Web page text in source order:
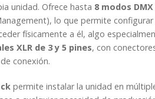
unidad. Ofrece hasta 8 modos DMX
lo que permite
físicamente a él, algo
XLR de 3 y 5 pines, con
conexión.
permite instalar la unidad en